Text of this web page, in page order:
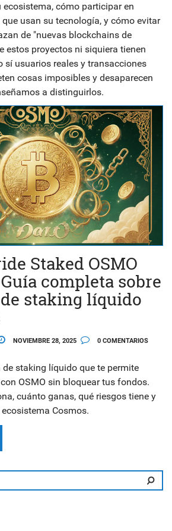
cómo participar en
usan su tecnología, y cómo evitar
de "nuevas blockchains de
estos proyectos ni siquiera tienen
sí usuarios reales y transacciones
cosas imposibles y desaparecen
a distinguirlos.
Staked OSMO
completa sobre
staking líquido
NOVIEMBRE 28, 2025 0 COMENTARIOS
de staking líquido que te permite
OSMO sin bloquear tus fondos.
cuánto ganas, qué riesgos tiene y
Cosmos.